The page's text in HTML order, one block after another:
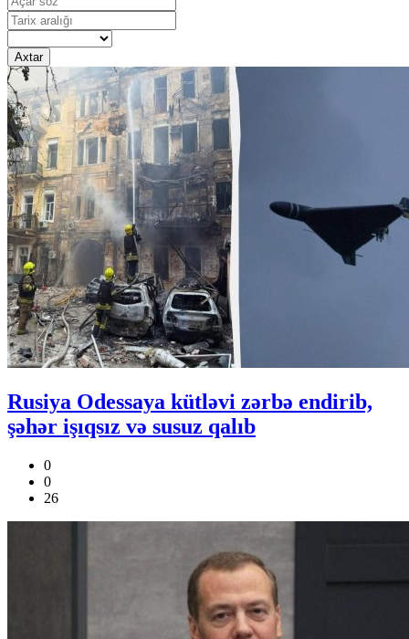
Axtar
Rusiya Odessaya kütləvi zərbə endirib,
şəhər işıqsız və susuz qalıb
0
0
26